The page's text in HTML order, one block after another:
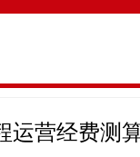
运营经费测